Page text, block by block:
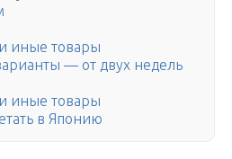
иные товары
— от двух недель
иные товары
в Японию